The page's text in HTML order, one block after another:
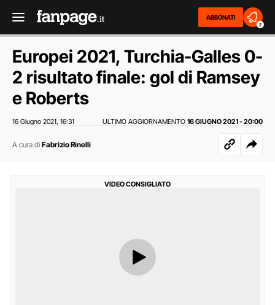
ABBONATI
2
Europei 2021, Turchia-Galles 0-
2 risultato finale: gol di Ramsey
e Roberts
16 Giugno 2021 16:31 ULTIMO AGGIORNAMENTO 16 GIUGNO 2021 - 20:00
A cura di Fabrizio Rinelli
VIDEO CONSIGLIATO